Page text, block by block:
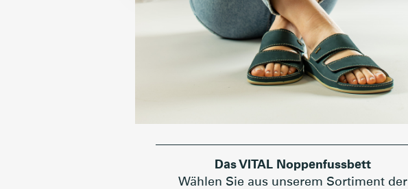
Das VITAL Noppenfussbett
Wählen Sie aus unserem Sortiment der